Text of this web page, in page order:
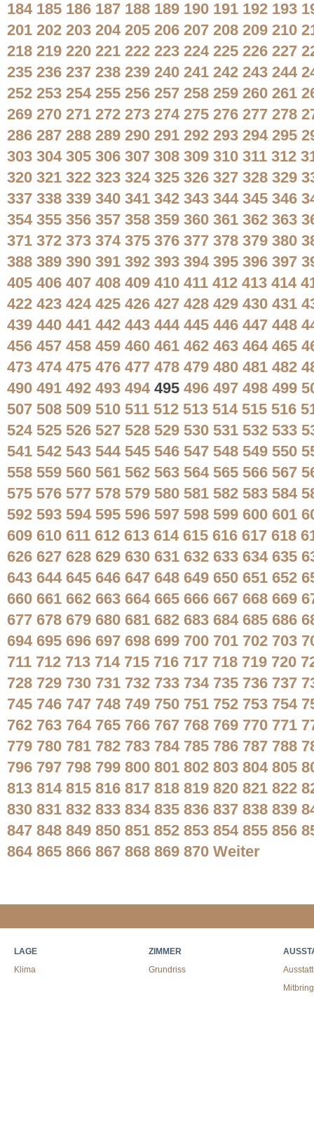
184 185 186 187 188 189 190 191 192 193
201 202 203 204 205 206 207 208 209 210
218 219 220 221 222 223 224 225 226 227
235 236 237 238 239 240 241 242 243 244
252 253 254 255 256 257 258 259 260 261
269 270 271 272 273 274 275 276 277 278
286 287 288 289 290 291 292 293 294 295
303 304 305 306 307 308 309 310 311 312
320 321 322 323 324 325 326 327 328 329
337 338 339 340 341 342 343 344 345 346
354 355 356 357 358 359 360 361 362 363
371 372 373 374 375 376 377 378 379 380
388 389 390 391 392 393 394 395 396 397
405 406 407 408 409 410 411 412 413 414
422 423 424 425 426 427 428 429 430 431
439 440 441 442 443 444 445 446 447 448
456 457 458 459 460 461 462 463 464 465
473 474 475 476 477 478 479 480 481 482
490 491 492 493 494 495 496 497 498 499
507 508 509 510 511 512 513 514 515 516
524 525 526 527 528 529 530 531 532 533
541 542 543 544 545 546 547 548 549 550
558 559 560 561 562 563 564 565 566 567
575 576 577 578 579 580 581 582 583 584
592 593 594 595 596 597 598 599 600 601
609 610 611 612 613 614 615 616 617 618
626 627 628 629 630 631 632 633 634 635
643 644 645 646 647 648 649 650 651 652
660 661 662 663 664 665 666 667 668 669
677 678 679 680 681 682 683 684 685 686
694 695 696 697 698 699 700 701 702 703
711 712 713 714 715 716 717 718 719 720
728 729 730 731 732 733 734 735 736 737
745 746 747 748 749 750 751 752 753 754
762 763 764 765 766 767 768 769 770 771
779 780 781 782 783 784 785 786 787 788
796 797 798 799 800 801 802 803 804 805
813 814 815 816 817 818 819 820 821 822
830 831 832 833 834 835 836 837 838 839
847 848 849 850 851 852 853 854 855 856
864 865 866 867 868 869 870 Weiter
LAGE
Klima
ZIMMER
Grundriss